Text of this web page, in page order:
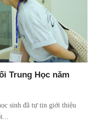
Trung Học năm
sinh đã tự tin giới thiệu